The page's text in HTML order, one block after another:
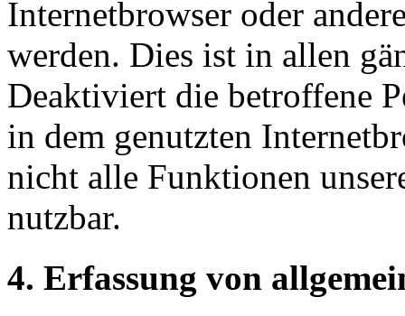
Internetbrowser oder
werden. Dies ist in allen
Deaktiviert die betroffene
in dem genutzten
nicht alle Funktionen
nutzbar.
4. Erfassung von